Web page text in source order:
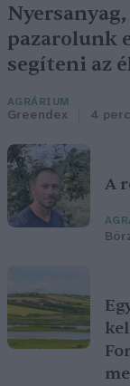
pazarolunk
segíteni az
AGRÁRIUM
Greendex 4 perc
A